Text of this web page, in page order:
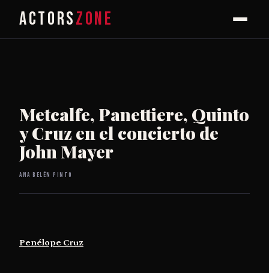
ACTORSZONE
Metcalfe, Panettiere, Quinto
y Cruz en el concierto de
John Mayer
Ana Belén Pinto
Penélope Cruz